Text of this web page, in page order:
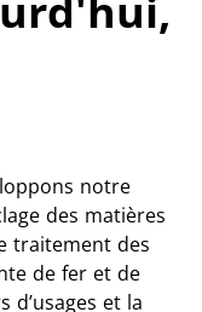
notre
des matières
traitement des
de fer et de
d’usages et la